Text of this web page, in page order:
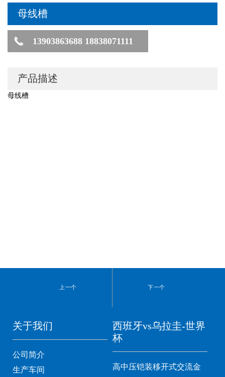
母线槽
13903863688 18838071111
产品描述
母线槽
上一个 下一个
关于我们
公司简介
生产车间
西班牙vs乌拉圭-世界
杯
高中压铠装移开式交流金